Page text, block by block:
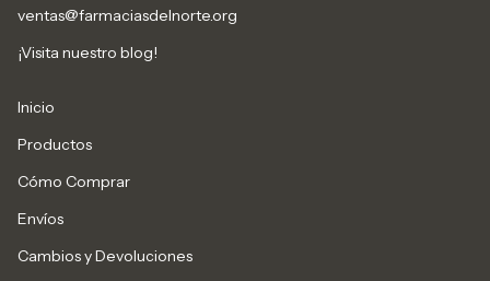
ventas@farmaciasdelnorte.org
¡Visita nuestro blog!
Inicio
Productos
Cómo Comprar
Envíos
Cambios y Devoluciones